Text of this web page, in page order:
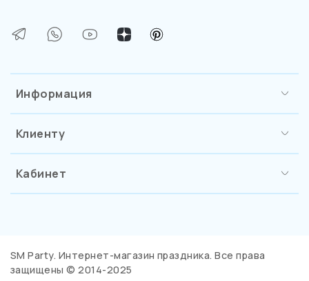
Информация
Клиенту
Кабинет
SM Party. Интернет-магазин праздника. Все права
защищены © 2014-2025